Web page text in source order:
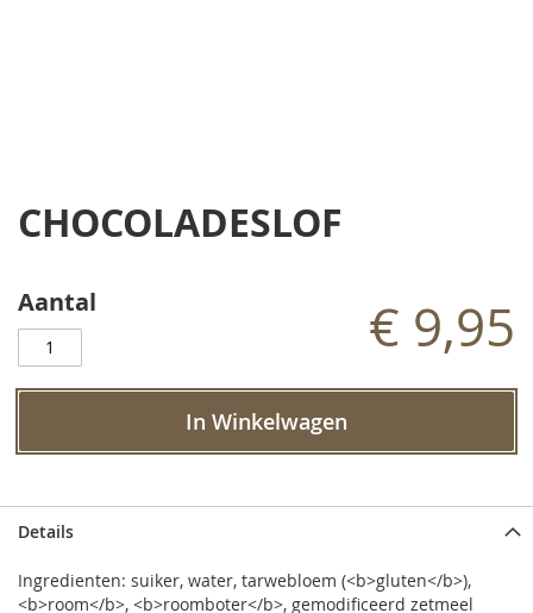
het
de
gallerij
CHOCOLADESLOF
Aantal € 9,95
In Winkelwagen
Details
Ingredienten: suiker, water, tarwebloem (<b>gluten</b>),
<b>room</b>, <b>roomboter</b>, gemodificeerd zetmeel